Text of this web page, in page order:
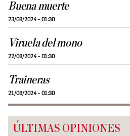
Buena muerte
23/08/2024 - 01:30
Viruela del mono
22/08/2024 - 01:30
Traineras
21/08/2024 - 01:30
ÚLTIMAS OPINIONES